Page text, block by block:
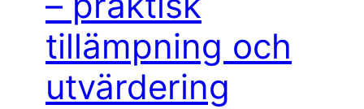
tillämpning och
utvärdering